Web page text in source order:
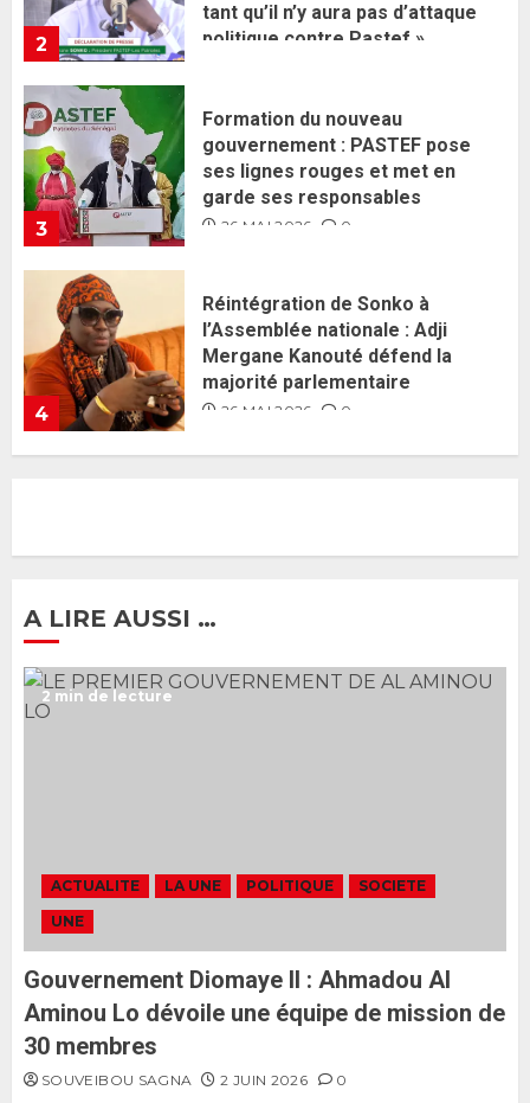
3
garde ses responsables
26 MAI 2026 0
4
Réintégration de Sonko à
l’Assemblée nationale : Adji
Mergane Kanouté défend la
majorité parlementaire
26 MAI 2026 0
5
Guy Marius Sagna inquiet après la
nomination d’Al Aminou Lo : «
J’espère me tromper »
26 MAI 2026 0
Ousmane Sonko rassure : «
3
gouvernement : PASTEF pose
A LIRE AUSSI …
2 min de lecture
ACTUALITE LA UNE POLITIQUE
SOCIETE
UNE
Gouvernement Diomaye II : Ahmadou Al
Aminou Lo dévoile une équipe de mission de
30 membres
SOUVEIBOU SAGNA 2 JUIN 2026 0